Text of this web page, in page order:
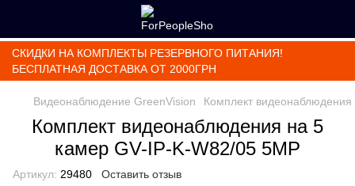
СКИДКИ НА КОМПЛЕКТЫ РЕЗЕРВНОГО ПИТАНИЯ!
БЕСПЛАТНАЯ ДОСТАВКА ОТ 2000ГРН
Видеонаблюдение GreenVision Комплект
Комплект видеонаблюдения на 5
камер GV-IP-K-W82/05 5MP
Артикул: 29480 Оставить отзыв